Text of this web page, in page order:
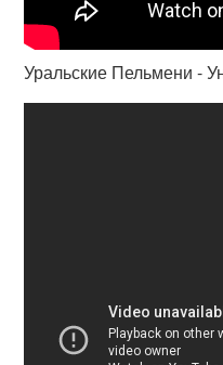
Уральские Пельмени -